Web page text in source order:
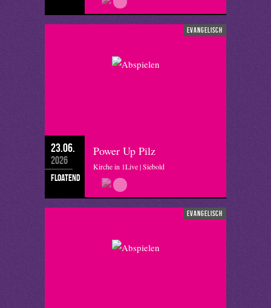
evangelisch
23.06.
2026
floatend
Power Up Pilz
Kirche in 1Live | Siebold
evangelisch